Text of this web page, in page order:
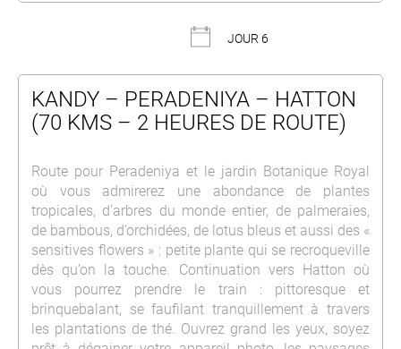
JOUR 6
KANDY – PERADENIYA – HATTON
(70 KMS – 2 HEURES DE ROUTE)
Route pour Peradeniya et le jardin Botanique Royal
où vous admirerez une abondance de plantes
tropicales, d’arbres du monde entier, de palmeraies,
de bambous, d’orchidées, de lotus bleus et aussi des «
sensitives flowers » : petite plante qui se recroqueville
dès qu’on la touche. Continuation vers Hatton où
vous pourrez prendre le train : pittoresque et
brinquebalant, se faufilant tranquillement à travers
les plantations de thé. Ouvrez grand les yeux, soyez